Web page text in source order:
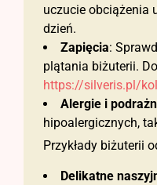
uczucie obciążenia
dzień.
Zapięcia:
plątania biżuterii.
https://silveris.pl/
Alergie i
hipoalergicznych,
Przykłady biżuterii
Delikatne